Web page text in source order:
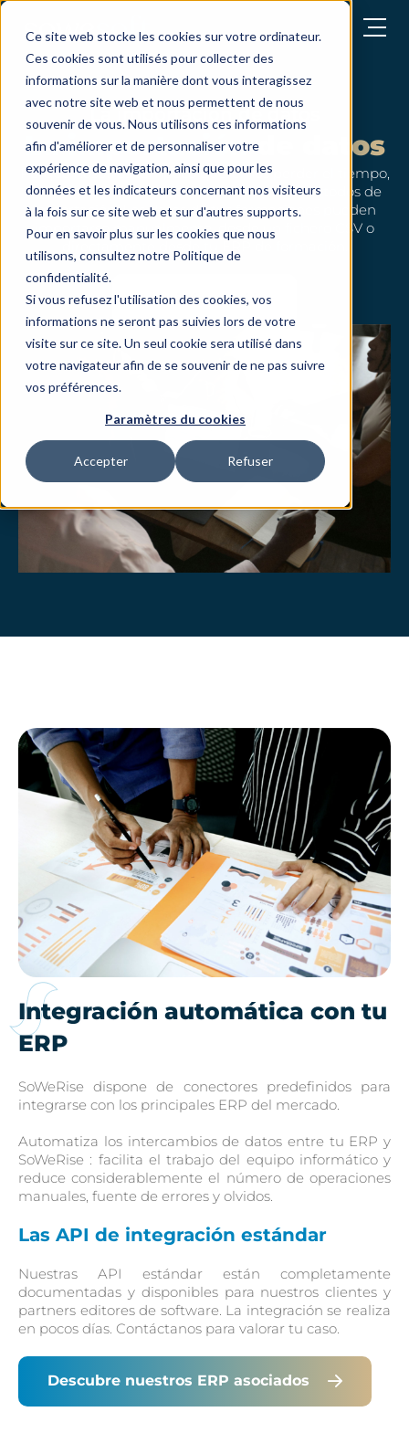
Ce site web stocke les cookies sur votre ordinateur.
Ces cookies sont utilisés pour collecter des
informations sur la manière dont vous interagissez
avec notre site web et nous permettent de nous
souvenir de vous. Nous utilisons ces informations
afin d'améliorer et de personnaliser votre
expérience de navigation, ainsi que pour les
données et les indicateurs concernant nos visiteurs
à la fois sur ce site web et sur d'autres supports.
Pour en savoir plus sur les cookies que nous
utilisons, consultez notre Politique de
confidentialité.
Si vous refusez l'utilisation des cookies, vos
informations ne seront pas suivies lors de votre
visite sur ce site. Un seul cookie sera utilisé dans
votre navigateur afin de se souvenir de ne pas suivre
vos préférences.
Paramètres du cookies
Accepter Refuser
abrir el menú
La importación de datos
La importación de datos
Porque nosotros tampoco queremos perder el tiempo,
optimizamos constantemente nuestros métodos de
importación. Los datos de tus formaciones pueden
importarse manualmente, desde un fichero CSV o
directamente desde tu ERP de formación.
Más información
Integración automática con tu
ERP
SoWeRise dispone de conectores predefinidos para
integrarse con los principales ERP del mercado.
Automatiza los intercambios de datos entre tu ERP y
SoWeRise : facilita el trabajo del equipo informático y
reduce considerablemente el número de operaciones
manuales, fuente de errores y olvidos.
Las API de integración estándar
Nuestras API estándar están completamente
documentadas y disponibles para nuestros clientes y
partners editores de software. La integración se realiza
en pocos días. Contáctanos para valorar tu caso.
Descubre nuestros ERP asociados